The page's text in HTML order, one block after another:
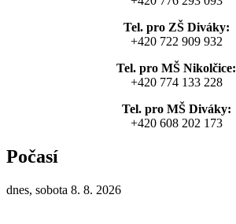
Tel. pro ZŠ Diváky:
+420 722 909 932
Tel. pro MŠ Nikolčice:
+420 774 133 228
Tel. pro MŠ Diváky:
+420 608 202 173
Počasí
dnes, sobota 8. 8. 2026